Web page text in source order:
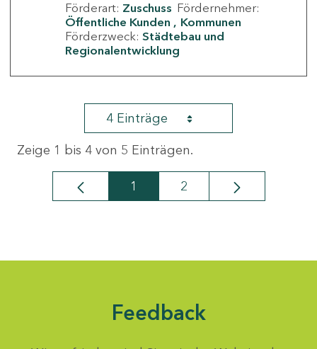
Förderart: Zuschuss Fördernehmer:
Öffentliche Kunden
Kommunen
Förderzweck: Städtebau und
Regionalentwicklung
4 Einträge
Zeige 1 bis 4 von 5 Einträgen.
Seite
1 Seite
2
Feedback